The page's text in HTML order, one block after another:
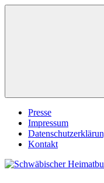
Zum
Presse
Impressum
Kontakt